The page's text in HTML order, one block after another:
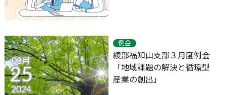
03月
25
2024
例会
綾部福知山支部３月度例会
「地域課題の解決と循環型
産業の創出」